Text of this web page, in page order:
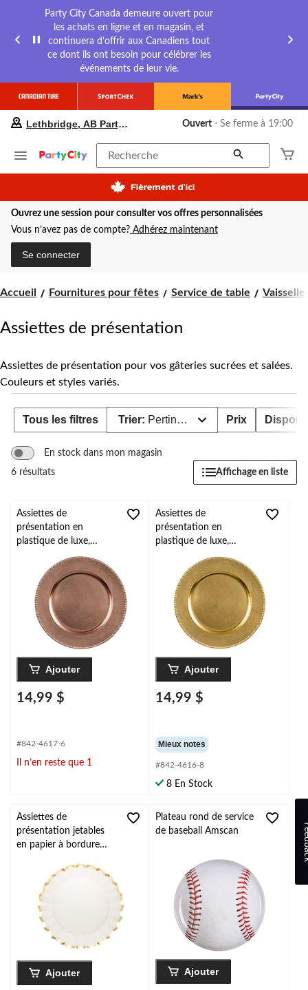
Party City Canada demeure ouvert pour
les achats en ligne et en magasin, et
continuera d’offrir aux Canadiens tout
ce dont ils ont besoin pour célébrer les
événements de leur vie.
préféré
Lethbridge,
Party
City,
courament
Ouvert,
cliquer
changer
Lethbridge, AB Party City Ouvert ⋅ Se ferme à 19:00
Recherche
Ouvrez une session pour consulter vos offres personnalisées
Vous n’avez pas de compte? Adhérez maintenant
Se connecter
Accueil Fournitures pour fêtes Service de table Vaisselle
Assiettes de présentation
Assiettes de présentation pour vos gâteries sucrées et salées.
Couleurs et styles variés.
Tous les filtres Trier: Pertinence Prix
En stock dans mon magasin
6 résultats
Affichage en liste
Assiettes de
présentation en
plastique de luxe,
paq. 4, rose doré
Ajouter
14,99 $
#842-4617-6
Il n’en reste que 1
Assiettes de
présentation en
plastique de luxe,
Ajouter
14,99 $
Mieux notes
#842-4616-8
8 En Stock
Assiettes de
présentation jetables
en papier à bordure
Sophistiplate pour
mariage/Veille du jour
l'an/Noël/anniversaire,
blanc/doré, 12 po, paq.
Ajouter
Plateau rond de service
de baseball Amscan
Ajouter